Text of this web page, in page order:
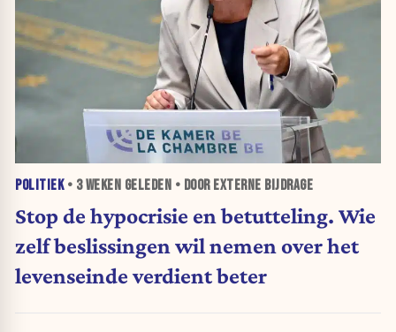
POLITIEK• 3 WEKEN GELEDEN • DOOR EXTERNE BIJDRAGE
Stop de hypocrisie en betutteling. Wie
zelf beslissingen wil nemen over het
levenseinde verdient beter